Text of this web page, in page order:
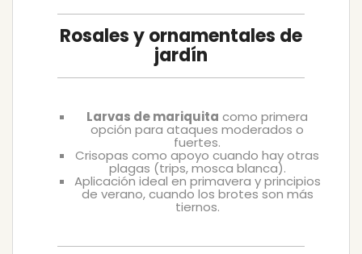
Rosales y ornamentales de
jardín
Larvas de mariquita como primera
opción para ataques moderados o
fuertes.
Crisopas como apoyo cuando hay otras
plagas (trips, mosca blanca).
Aplicación ideal en primavera y principios
de verano, cuando los brotes son más
tiernos.